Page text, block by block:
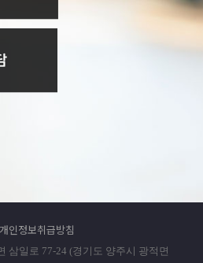
개인정보취급방침
삼일로 77-24 (경기도 양주시 광적면